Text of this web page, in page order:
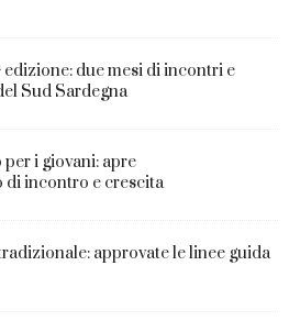
edizione: due mesi di incontri e
Sud Sardegna
i giovani: apre
di incontro e crescita
approvate le linee guida